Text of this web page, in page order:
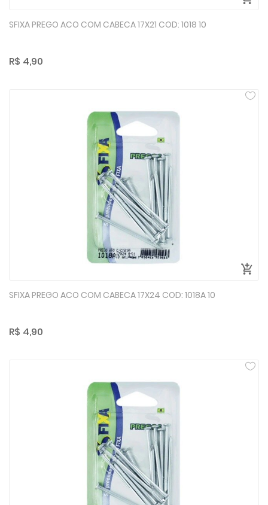
SFIXA PREGO ACO COM CABECA 17X21 COD: 1018 10
R$ 4,90
SFIXA PREGO ACO COM CABECA 17X24 COD: 1018A 10
R$ 4,90